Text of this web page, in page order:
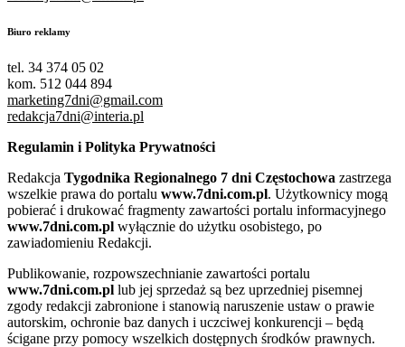
Biuro reklamy
tel. 34 374 05 02
kom. 512 044 894
marketing7dni@gmail.com
redakcja7dni@interia.pl
Regulamin i Polityka Prywatności
Redakcja Tygodnika Regionalnego 7 dni Częstochowa zastrzega
wszelkie prawa do portalu www.7dni.com.pl. Użytkownicy mogą
pobierać i drukować fragmenty zawartości portalu informacyjnego
www.7dni.com.pl wyłącznie do użytku osobistego, po
zawiadomieniu Redakcji.
Publikowanie, rozpowszechnianie zawartości portalu
www.7dni.com.pl lub jej sprzedaż są bez uprzedniej pisemnej
zgody redakcji zabronione i stanowią naruszenie ustaw o prawie
autorskim, ochronie baz danych i uczciwej konkurencji – będą
ścigane przy pomocy wszelkich dostępnych środków prawnych.